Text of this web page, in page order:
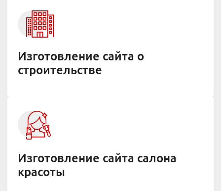
Изготовление сайта о
строительстве
Изготовление сайта салона
красоты